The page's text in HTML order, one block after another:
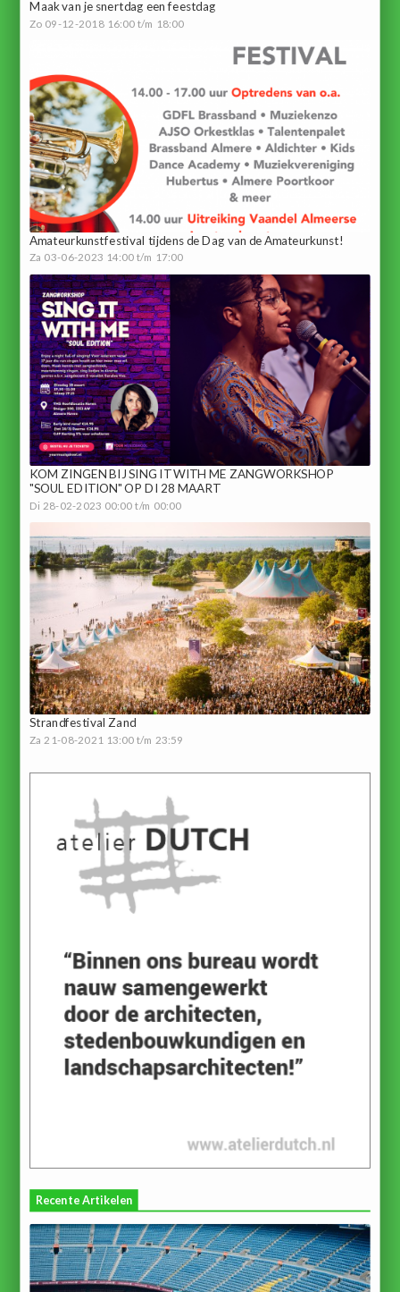
Maak van je snertdag een feestdag
Zo 09-12-2018 16:00 t/m 18:00
Amateurkunstfestival tijdens de Dag van de Amateurkunst!
Za 03-06-2023 14:00 t/m 17:00
KOM ZINGEN BIJ SING IT WITH ME ZANGWORKSHOP
"SOUL EDITION" OP DI 28 MAART
Di 28-02-2023 00:00 t/m 00:00
Strandfestival Zand
Za 21-08-2021 13:00 t/m 23:59
Recente Artikelen